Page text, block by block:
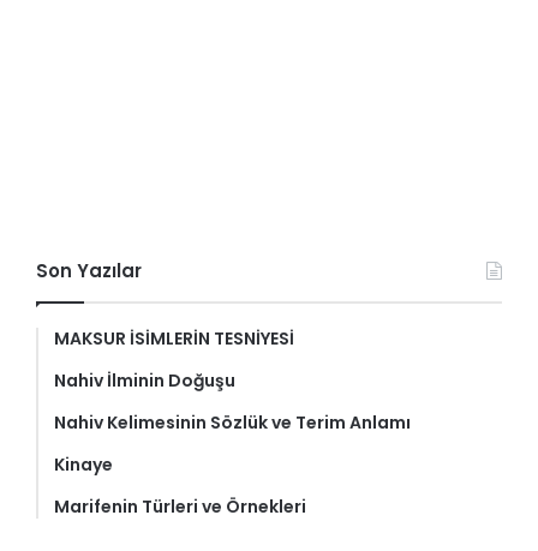
Son Yazılar
MAKSUR İSİMLERİN TESNİYESİ
Nahiv İlminin Doğuşu
Nahiv Kelimesinin Sözlük ve Terim Anlamı
Kinaye
Marifenin Türleri ve Örnekleri